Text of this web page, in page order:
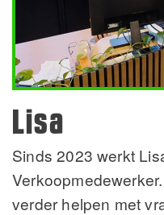
Lisa
Sinds 2023 werkt
verder helpen met